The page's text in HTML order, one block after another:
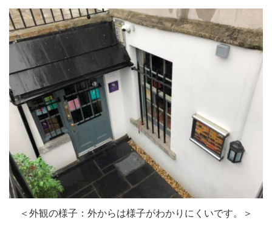
＜外観の様子：外からは様子がわかりにくいです。＞